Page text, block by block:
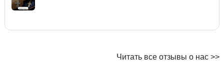
Читать все отзывы о нас >>